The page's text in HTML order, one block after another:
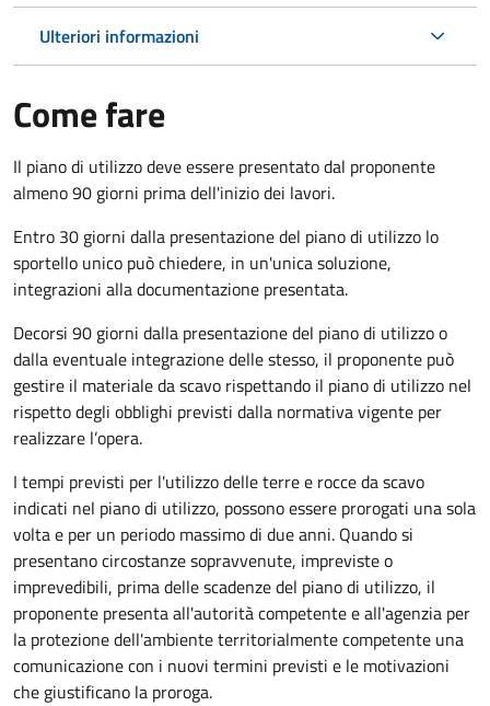
Ulteriori informazioni
Come fare
Il piano di utilizzo deve essere presentato dal proponente
almeno 90 giorni prima dell'inizio dei lavori.
Entro 30 giorni dalla presentazione del piano di utilizzo lo
sportello unico può chiedere, in un'unica soluzione,
integrazioni alla documentazione presentata.
Decorsi 90 giorni dalla presentazione del piano di utilizzo o
dalla eventuale integrazione delle stesso, il proponente può
gestire il materiale da scavo rispettando il piano di utilizzo nel
rispetto degli obblighi previsti dalla normativa vigente per
realizzare l’opera.
I tempi previsti per l'utilizzo delle terre e rocce da scavo
indicati nel piano di utilizzo, possono essere prorogati una sola
volta e per un periodo massimo di due anni. Quando si
presentano circostanze sopravvenute, impreviste o
imprevedibili, prima delle scadenze del piano di utilizzo, il
proponente presenta all'autorità competente e all'agenzia per
la protezione dell'ambiente territorialmente competente una
comunicazione con i nuovi termini previsti e le motivazioni
che giustificano la proroga.